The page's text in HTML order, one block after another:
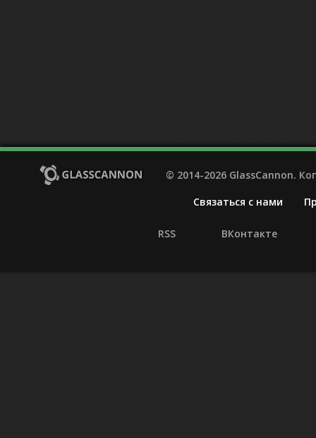
© 2014-2026 GlassCannon.
Связаться с нами
RSS ВКонтакте